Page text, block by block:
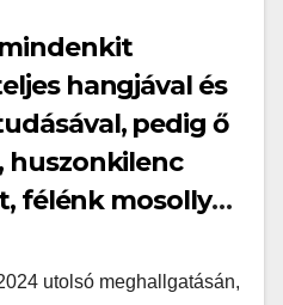
hangjával és
pedig ő
huszonkilenc
félénk mosollyal
utolsó meghallgatásán,